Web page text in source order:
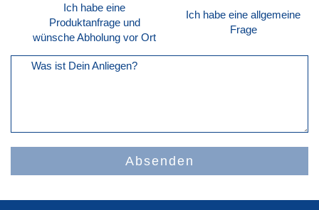
Ich habe eine
Produktanfrage und
wünsche Abholung vor Ort
Ich habe eine allgemeine
Frage
Was ist Dein Anliegen?
Absenden